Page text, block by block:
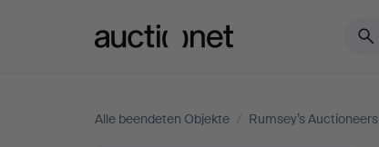
Alle beendeten Objekte / Rumsey’s Auctioneers